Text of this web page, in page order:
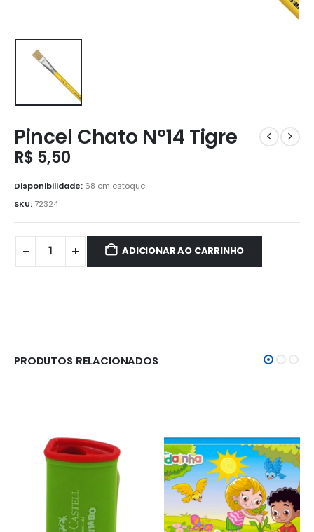
Pincel Chato Nº14 Tigre
R$ 5,50
Disponibilidade: 68 em estoque
SKU:72324
ADICIONAR AO CARRINHO
PRODUTOS RELACIONADOS